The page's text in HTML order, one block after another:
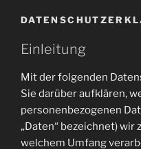
Einleitung
Mit der folgenden
Sie darüber aufklären,
personenbezogenen
„Daten“ bezeichnet) wir
welchem Umfang